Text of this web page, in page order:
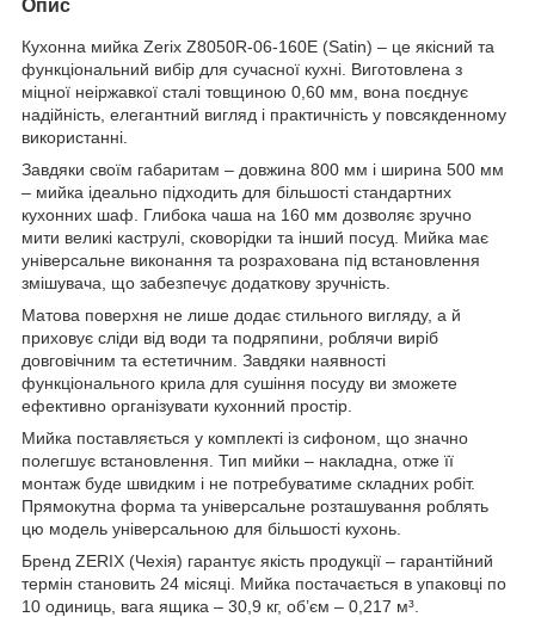
Опис
Кухонна мийка Zerix Z8050R-06-160E (Satin) – це якісний та
функціональний вибір для сучасної кухні. Виготовлена з
міцної неіржавкої сталі товщиною 0,60 мм, вона поєднує
надійність, елегантний вигляд і практичність у повсякденному
використанні.
Завдяки своїм габаритам – довжина 800 мм і ширина 500 мм
– мийка ідеально підходить для більшості стандартних
кухонних шаф. Глибока чаша на 160 мм дозволяє зручно
мити великі каструлі, сковорідки та інший посуд. Мийка має
універсальне виконання та розрахована під встановлення
змішувача, що забезпечує додаткову зручність.
Матова поверхня не лише додає стильного вигляду, а й
приховує сліди від води та подряпини, роблячи виріб
довговічним та естетичним. Завдяки наявності
функціонального крила для сушіння посуду ви зможете
ефективно організувати кухонний простір.
Мийка поставляється у комплекті із сифоном, що значно
полегшує встановлення. Тип мийки – накладна, отже її
монтаж буде швидким і не потребуватиме складних робіт.
Прямокутна форма та універсальне розташування роблять
цю модель універсальною для більшості кухонь.
Бренд ZERIX (Чехія) гарантує якість продукції – гарантійний
термін становить 24 місяці. Мийка постачається в упаковці по
10 одиниць, вага ящика – 30,9 кг, об’єм – 0,217 м³.